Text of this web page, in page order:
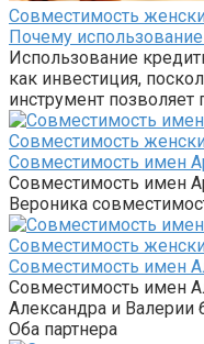
Совместимость
Почему
Использование
как инвестиция,
инструмент позволяет
Совместимость
Совместимость имен
Совместимость имен
Вероника
Совместимость
Совместимость имен
Совместимость имен
Александра и Валерии
Оба партнера